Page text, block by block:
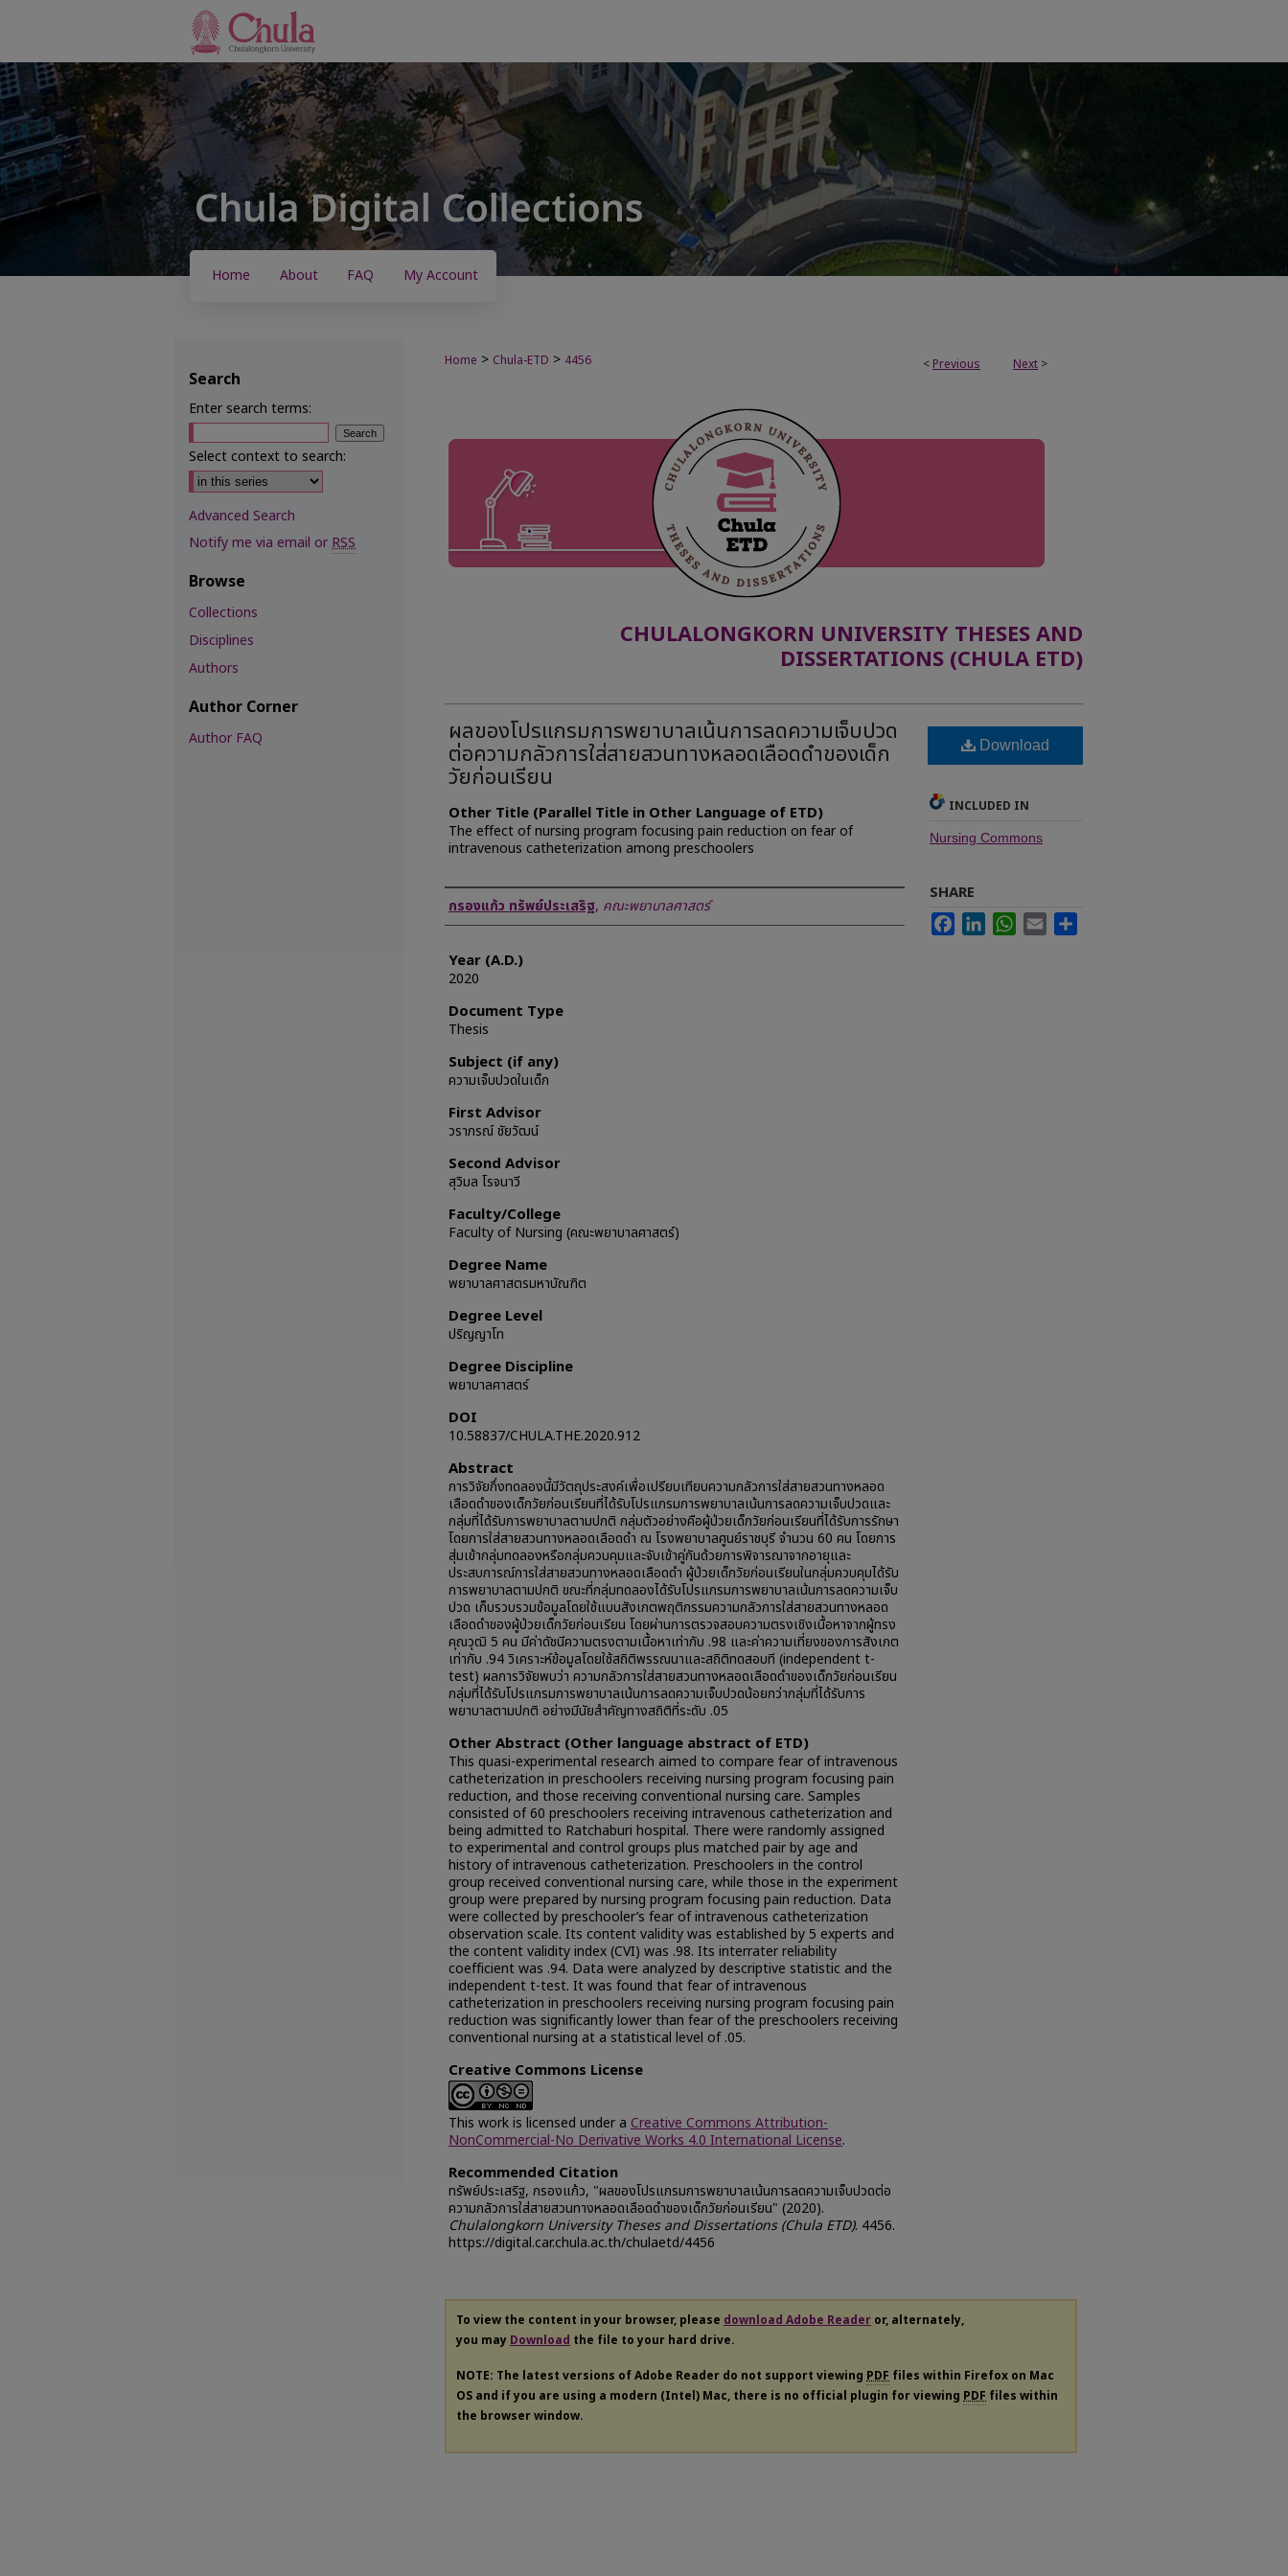
Home About FAQ My Account
< Previous Next >
Home > Chula-ETD > 4456
CHULALONGKORN UNIVERSITY THESES AND
DISSERTATIONS (CHULA ETD)
ผลของโปรแกรมการพยาบาลเน้นการลดความเจ็บปวด
ต่อความกลัวการใส่สายสวนทางหลอดเลือดดำของเด็ก
วัยก่อนเรียน
Other Title (Parallel Title in Other Language of ETD)
The effect of nursing program focusing pain reduction on fear of
intravenous catheterization among preschoolers
Author
กรองแก้ว ทรัพย์ประเสริฐ, คณะพยาบาลศาสตร์
Year (A.D.)
2020
Document Type
Thesis
Subject (if any)
ความเจ็บปวดในเด็ก
First Advisor
วราภรณ์ ชัยวัฒน์
Second Advisor
สุวิมล โรจนาวี
Faculty/College
Faculty of Nursing (คณะพยาบาลศาสตร์)
Degree Name
พยาบาลศาสตรมหาบัณฑิต
Degree Level
ปริญญาโท
Degree Discipline
พยาบาลศาสตร์
DOI
10.58837/CHULA.THE.2020.912
Abstract
การวิจัยกึ่งทดลองนี้มีวัตถุประสงค์เพื่อเปรียบเทียบความกลัวการใส่สายสวนทางหลอด
เลือดดำของเด็กวัยก่อนเรียนที่ได้รับโปรแกรมการพยาบาลเน้นการลดความเจ็บปวดและ
กลุ่มที่ได้รับการพยาบาลตามปกติ กลุ่มตัวอย่างคือผู้ป่วยเด็กวัยก่อนเรียนที่ได้รับการรักษา
โดยการใส่สายสวนทางหลอดเลือดดำ ณ โรงพยาบาลศูนย์ราชบุรี จำนวน 60 คน โดยการ
สุ่มเข้ากลุ่มทดลองหรือกลุ่มควบคุมและจับเข้าคู่กันด้วยการพิจารณาจากอายุและ
ประสบการณ์การใส่สายสวนทางหลอดเลือดดำ ผู้ป่วยเด็กวัยก่อนเรียนในกลุ่มควบคุมได้รับ
การพยาบาลตามปกติ ขณะที่กลุ่มทดลองได้รับโปรแกรมการพยาบาลเน้นการลดความเจ็บ
ปวด เก็บรวบรวมข้อมูลโดยใช้แบบสังเกตพฤติกรรมความกลัวการใส่สายสวนทางหลอด
เลือดดำของผู้ป่วยเด็กวัยก่อนเรียน โดยผ่านการตรวจสอบความตรงเชิงเนื้อหาจากผู้ทรง
คุณวุฒิ 5 คน มีค่าดัชนีความตรงตามเนื้อหาเท่ากับ .98 และค่าความเที่ยงของการสังเกต
เท่ากับ .94 วิเคราะห์ข้อมูลโดยใช้สถิติพรรณนาและสถิติทดสอบที (independent t-
test) ผลการวิจัยพบว่า ความกลัวการใส่สายสวนทางหลอดเลือดดำของเด็กวัยก่อนเรียน
กลุ่มที่ได้รับโปรแกรมการพยาบาลเน้นการลดความเจ็บปวดน้อยกว่ากลุ่มที่ได้รับการ
พยาบาลตามปกติ อย่างมีนัยสำคัญทางสถิติที่ระดับ .05
Other Abstract (Other language abstract of ETD)
This quasi-experimental research aimed to compare fear of intravenous
catheterization in preschoolers receiving nursing program focusing pain
reduction, and those receiving conventional nursing care. Samples
consisted of 60 preschoolers receiving intravenous catheterization and
being admitted to Ratchaburi hospital. There were randomly assigned
to experimental and control groups plus matched pair by age and
history of intravenous catheterization. Preschoolers in the control
group received conventional nursing care, while those in the experiment
group were prepared by nursing program focusing pain reduction. Data
were collected by preschooler’s fear of intravenous catheterization
observation scale. Its content validity was established by 5 experts and
the content validity index (CVI) was .98. Its interrater reliability
coefficient was .94. Data were analyzed by descriptive statistic and the
independent t-test. It was found that fear of intravenous
catheterization in preschoolers receiving nursing program focusing pain
reduction was significantly lower than fear of the preschoolers receiving
conventional nursing at a statistical level of .05.
Creative Commons License
This work is licensed under a Creative Commons Attribution-
NonCommercial-No Derivative Works 4.0 International License.
Recommended Citation
ทรัพย์ประเสริฐ, กรองแก้ว, "ผลของโปรแกรมการพยาบาลเน้นการลดความเจ็บปวดต่อ
ความกลัวการใส่สายสวนทางหลอดเลือดดำของเด็กวัยก่อนเรียน" (2020).
Chulalongkorn University Theses and Dissertations (Chula ETD). 4456.
https://digital.car.chula.ac.th/chulaetd/4456
Download
INCLUDED IN
Nursing Commons
SHARE
FacebookLinkedInWhatsApp
Email
To view the content in your browser, please download Adobe Reader or, alternately,
you may Download the file to your hard drive.
NOTE: The latest versions of Adobe Reader do not support viewing PDF files within Firefox on Mac
OS and if you are using a modern (Intel) Mac, there is no official plugin for viewing PDF files within
the browser window.
Search
Enter search terms:
Select context to search:
Advanced Search
Notify me via email orRSS
Browse
Collections
Disciplines
Authors
Author Corner
Author FAQ